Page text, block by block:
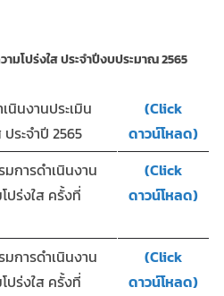
มโปร่งใส ประจำปีงบประมาณ 2565
นินงานประเมิน
ระจำปี 2565
(Click
ดาวน์โหลด)
การดำเนินงาน
ปร่งใส ครั้งที่
(Click
ดาวน์โหลด)
การดำเนินงาน
ปร่งใส ครั้งที่
(Click
ดาวน์โหลด)